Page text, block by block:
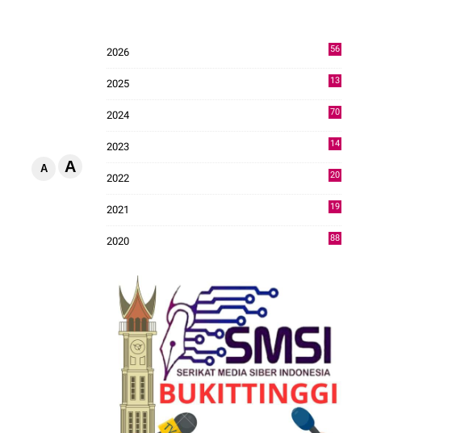
A A
2026
56
2025
13
2024
70
2023
14
2022
20
2021
19
2020
88